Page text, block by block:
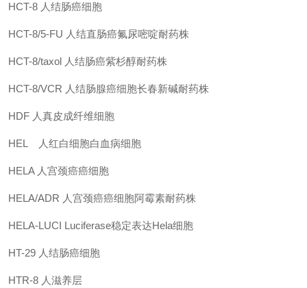
HCT-8 人结肠癌细胞
HCT-8/5-FU 人结直肠癌氟尿嘧啶耐药株
HCT-8/taxol 人结肠癌紫杉醇耐药株
HCT-8/VCR 人结肠腺癌细胞长春新碱耐药株
HDF 人真皮成纤维细胞
HEL 人红白细胞白血病细胞
HELA 人宫颈癌癌细胞
HELA/ADR 人宫颈癌癌细胞阿霉素耐药株
HELA-LUCI Luciferase稳定表达Hela细胞
HT-29 人结肠癌细胞
HTR-8 人滋养层